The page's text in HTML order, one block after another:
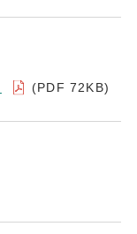
(PDF 72KB)